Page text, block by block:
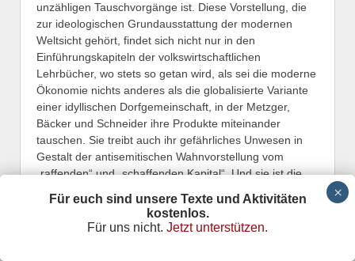
unzähligen Tauschvorgänge ist. Diese Vorstellung, die
zur ideologischen Grundausstattung der modernen
Weltsicht gehört, findet sich nicht nur in den
Einführungskapiteln der volkswirtschaftlichen
Lehrbücher, wo stets so getan wird, als sei die moderne
Ökonomie nichts anderes als die globalisierte Variante
einer idyllischen Dorfgemeinschaft, in der Metzger,
Bäcker und Schneider ihre Produkte miteinander
tauschen. Sie treibt auch ihr gefährliches Unwesen in
Gestalt der antisemitischen Wahnvorstellung vom
„raffenden“ und „schaffenden Kapital“. Und sie ist die
die von einer Rückkehr zur „sozialen Marktwirtschaft“
träumt und dabei nicht nur geflissentlich übersieht, dass
Für euch sind unsere Texte und Aktivitäten
kostenlos.
Für uns nicht. Jetzt unterstützen.